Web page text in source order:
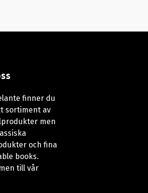
finner du
sortiment av
men
och fina
books.
till vår